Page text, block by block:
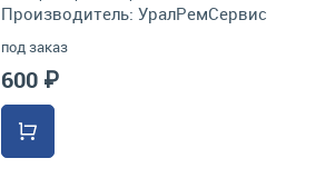
Производитель: УралРемСервис
под заказ
600 ₽